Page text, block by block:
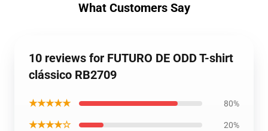
What Customers Say
10 reviews for FUTURO DE ODD T-shirt
clássico RB2709
★★★★★ 80%
★★★★☆ 20%